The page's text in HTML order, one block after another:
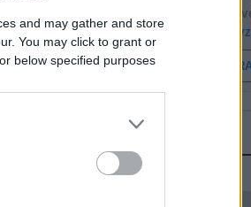
and may gather and store
You may click to grant or
below specified purposes
Feliratkozom a
adatvédelmi